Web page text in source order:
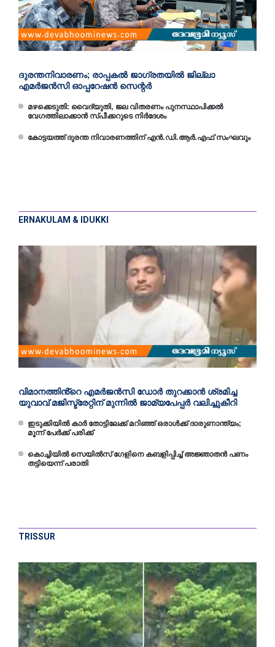
ദുരന്തനിവാരണം; രാപ്പകല്‍ ജാഗ്രതയില്‍ ജില്ലാ
എമര്‍ജന്‍സി ഓപ്പറേഷന്‍ സെന്റര്‍
മഴക്കെടുതി: വൈദ്യുതി, ജല വിതരണം പുനസ്ഥാപിക്കൽ
വേഗത്തിലാക്കാൻ സ്പീക്കറുടെ നിർദേശം
കോട്ടയത്ത് ദുരന്ത നിവാരണത്തിന് എൻ.ഡി.ആർ.എഫ് സംഘവും
ERNAKULAM & IDUKKI
വിമാനത്തിൻ്റെ എമര്‍ജന്‍സി ഡോര്‍ തുറക്കാന്‍ ശ്രമിച്ച
യുവാവ് മജിസ്ട്രേറ്റിന് മുന്നില്‍ ജാമ്യപേപ്പര്‍ വലിച്ചുകീറി
ഇടുക്കിയിൽ കാർ തോട്ടിലേക്ക് മറിഞ്ഞ് ഒരാൾക്ക് ദാരുണാന്ത്യം;
മൂന്ന് പേർക്ക് പരിക്ക്
കൊച്ചിയിൽ സെയിൽസ് ഗേളിനെ കബളിപ്പിച്ച് അജ്ഞാതന്‍ പണം
തട്ടിയെന്ന് പരാതി
TRISSUR